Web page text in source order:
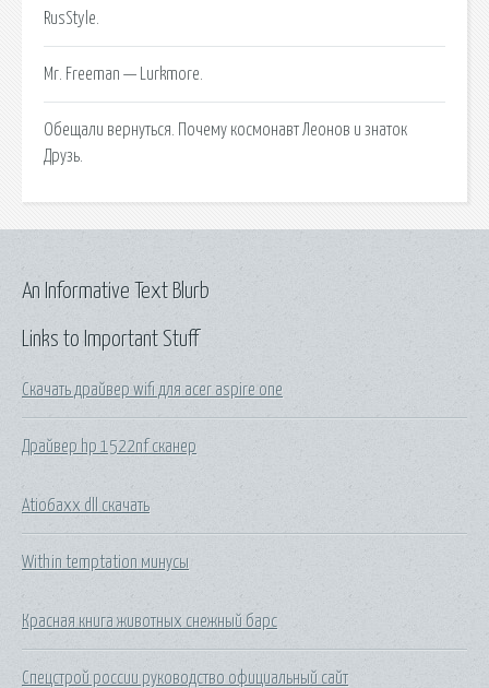
RusStyle.
Mr. Freeman — Lurkmore.
Обещали вернуться. Почему космонавт Леонов и знаток
Друзь.
Links to Important Stuff
Скачать драйвер wifi для acer aspire one
Драйвер hp 1522nf сканер
Atio6axx dll скачать
Within temptation минусы
Красная книга животных снежный барс
Спецстрой россии руководство официальный сайт
An Informative Text Blurb